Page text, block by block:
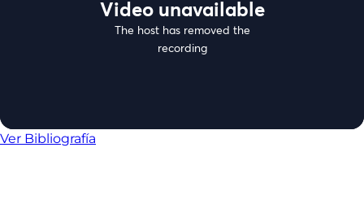
Ver Bibliografía